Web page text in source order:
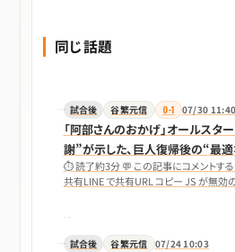
同じ話題
試合後 谷繁元信 0-1 07/30 11:40
「阿部さんのおかげ」オールス
謝”が示した、巨人復帰後の“最
⏱ 読了約3分 💬 この記事にコメントす
共有LINE で共有URL コピー JS が無
試合後 谷繁元信 07/24 10:03